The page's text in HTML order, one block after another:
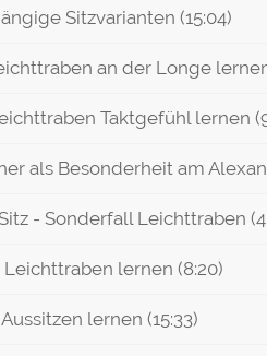
Sitzvarianten (15:04)
an der Longe
Taktgefühl lernen
als Besonderheit am
- Sonderfall Leichttraben
Leichttraben lernen (8:20)
lernen (15:33)